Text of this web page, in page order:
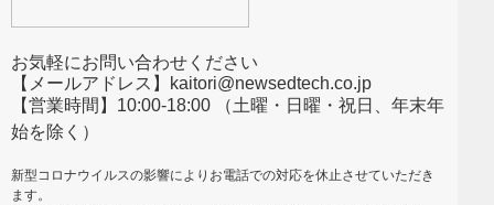
お気軽にお問い合わせください
【メールアドレス】kaitori@newsedtech.co.jp
【営業時間】10:00-18:00 （土曜・日曜・祝日、年末年
始を除く）
新型コロナウイルスの影響によりお電話での対応を休止させていただき
ます。